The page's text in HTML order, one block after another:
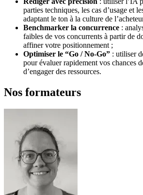
parties techniques, les cas d’usage et
adaptant le ton à la culture de
Benchmarker la concurrence :
faibles de vos concurrents à partir de
affiner votre positionnement ;
Optimiser le “Go / No-Go” : utiliser
pour évaluer rapidement vos chances
d’engager des ressources.
Nos formateurs